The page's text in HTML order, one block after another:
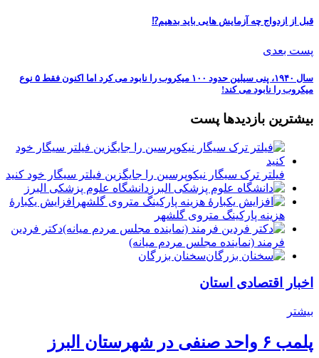
قبل از ازدواج چه آزمایش ‌هایی باید بدهیم⁉️
پست بعدی
سال ۱۹۴۰، پنی سیلین حدود ۱۰۰ میکروب را نابود می کرد اما اکنون فقط ۵ نوع
میکروب را نابود می کند!
بیشترین بازدیدها پست
فیلتر ترک سیگار نیکوپرسین را جایگزین فیلتر سیگار خود کنید
دانشگاه علوم پزشکی البرز
افزایش یکبارۀ
هزینه پارکینگ متروی گلشهر
دكتر فردين
فرمند (نماينده مجلس مردم میانه)
سخنان بزرگان
اخبار اقتصادی استان
بیشتر
پلمب ۶ واحد صنفی در شهرستان البرز